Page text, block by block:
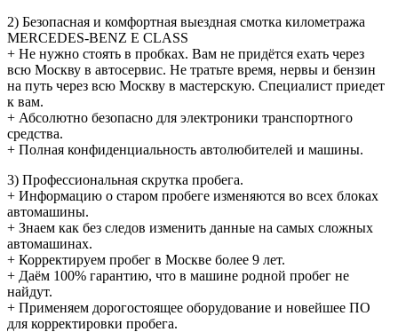
2) Безопасная и комфортная выездная смотка километража
MERCEDES-BENZ E CLASS
+ Не нужно стоять в пробках. Вам не придётся ехать через
всю Москву в автосервис. Не тратьте время, нервы и бензин
на путь через всю Москву в мастерскую. Специалист приедет
к вам.
+ Абсолютно безопасно для электроники транспортного
средства.
+ Полная конфиденциальность автолюбителей и машины.
3) Профессиональная скрутка пробега.
+ Информацию о старом пробеге изменяются во всех блоках
автомашины.
+ Знаем как без следов изменить данные на самых сложных
автомашинах.
+ Корректируем пробег в Москве более 9 лет.
+ Даём 100% гарантию, что в машине родной пробег не
найдут.
+ Применяем дорогостоящее оборудование и новейшее ПО
для корректировки пробега.